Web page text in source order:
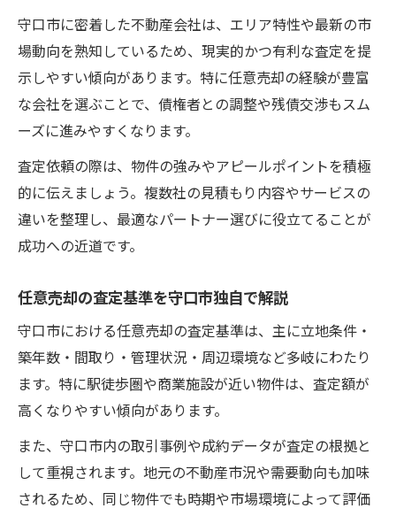
守口市に密着した不動産会社は、エリア特性や最新の市
場動向を熟知しているため、現実的かつ有利な査定を提
示しやすい傾向があります。特に任意売却の経験が豊富
な会社を選ぶことで、債権者との調整や残債交渉もスム
ーズに進みやすくなります。
査定依頼の際は、物件の強みやアピールポイントを積極
的に伝えましょう。複数社の見積もり内容やサービスの
違いを整理し、最適なパートナー選びに役立てることが
成功への近道です。
任意売却の査定基準を守口市独自で解説
守口市における任意売却の査定基準は、主に立地条件・
築年数・間取り・管理状況・周辺環境など多岐にわたり
ます。特に駅徒歩圏や商業施設が近い物件は、査定額が
高くなりやすい傾向があります。
また、守口市内の取引事例や成約データが査定の根拠と
して重視されます。地元の不動産市況や需要動向も加味
されるため、同じ物件でも時期や市場環境によって評価